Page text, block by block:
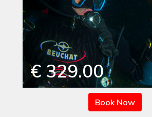
€ 329.00
Book Now